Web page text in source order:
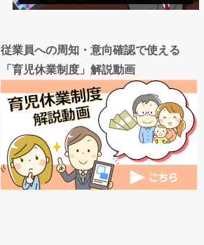
従業員への周知・意向確認で使える
「育児休業制度」解説動画